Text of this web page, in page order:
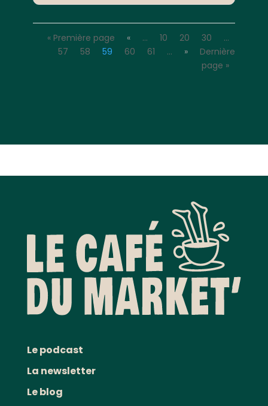
« Première page « … 10 20 30
…
57
58 59 60 61 … »
Dernière
page »
Le podcast
La newsletter
Le blog